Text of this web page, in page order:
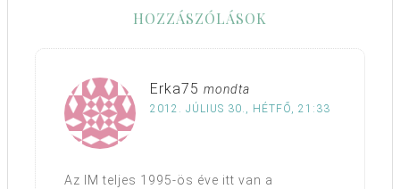
HOZZÁSZÓLÁSOK
Erka75 mondta
2012. JÚLIUS 30., HÉTFŐ, 21:33
Az IM teljes 1995-ös éve itt van a